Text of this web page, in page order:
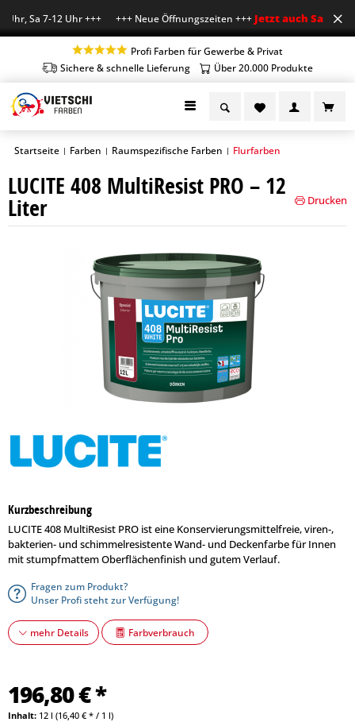
Sa 7-12 Uhr +++ +++ Neue Öffnungszeiten +++Jetzt auch Sa
Profi Farben für Gewerbe & Privat
Sichere & schnelle Lieferung
Über 20.000 Produkte
Startseite | Farben | Raumspezifische Farben | Flurfarben
LUCITE 408 MultiResist PRO – 12
Liter Drucken
Kurzbeschreibung
LUCITE 408 MultiResist PRO ist eine Konservierungsmittelfreie, viren-,
bakterien- und schimmelresistente Wand- und Deckenfarbe für Innen
mit stumpfmattem Oberflächenfinish und gutem Verlauf.
Fragen zum Produkt?
Unser Profi steht zur Verfügung!
mehr Details Farbverbrauch
196,80 € *
Inhalt: 12 l (16,40 € * / 1 l)